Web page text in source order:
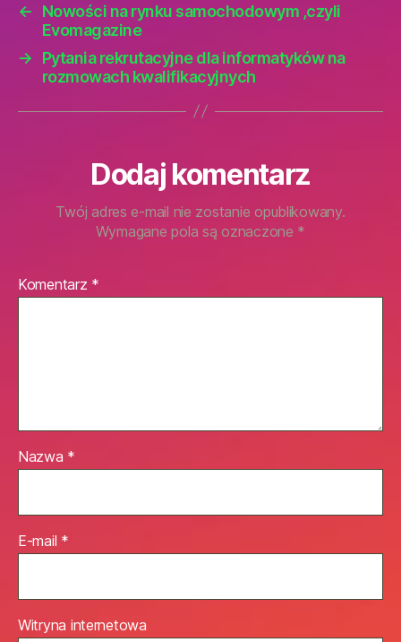
←
Nowości na rynku samochodowym ,czyli
Evomagazine
→
Pytania rekrutacyjne dla informatyków na
rozmowach kwalifikacyjnych
Dodaj komentarz
Twój adres e-mail nie zostanie opublikowany.
Wymagane pola są oznaczone *
Komentarz *
Nazwa *
E-mail *
Witryna internetowa